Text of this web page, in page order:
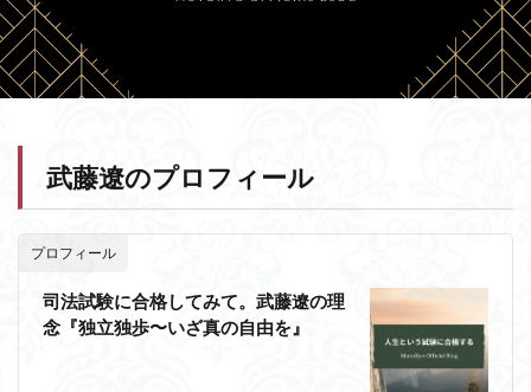
武藤遼のプロフィール
プロフィール
司法試験に合格してみて。武藤遼の理
念『独立独歩〜いざ真の自由を』